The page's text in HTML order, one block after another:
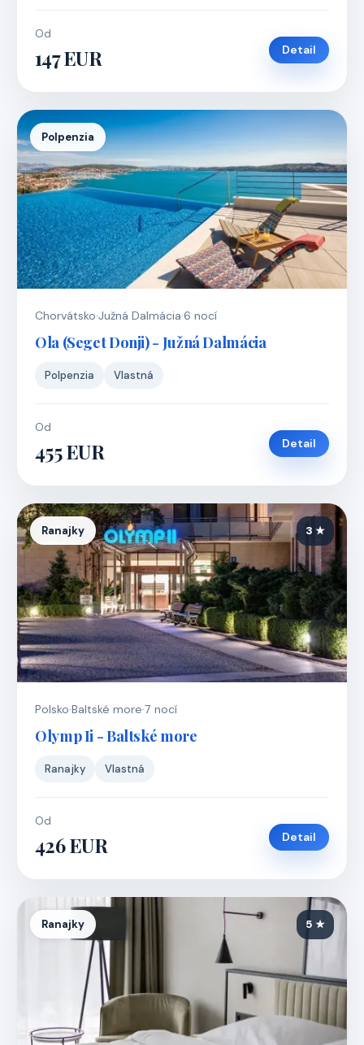
Od
147 EUR Detail
Polpenzia
Chorvátsko·Južná Dalmácia·6 nocí
Ola (Seget Donji) - Južná Dalmácia
Polpenzia Vlastná
Od
455 EUR Detail
Ranajky 3 ★
Polsko·Baltské more·7 nocí
Olymp Ii - Baltské more
Ranajky Vlastná
Od
426 EUR Detail
Ranajky 5 ★